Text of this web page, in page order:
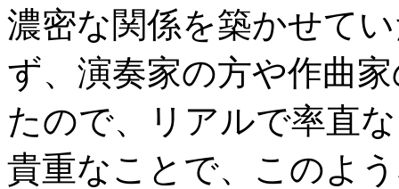
濃密な関係を築かせて
ず、演奏家の方や作曲
たので、リアルで率直
貴重なことで、このよ